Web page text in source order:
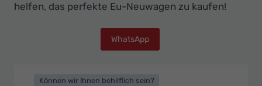
helfen, das perfekte Eu-Neuwagen zu kaufen!
WhatsApp
Können wir Ihnen behilflich sein?